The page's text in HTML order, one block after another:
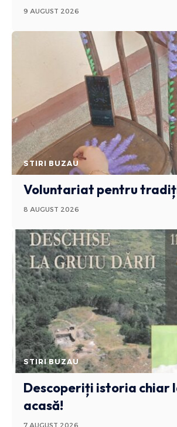
9 AUGUST 2026
STIRI BUZAU
Voluntariat pentru
8 AUGUST 2026
STIRI BUZAU
Descoperiți istoria chiar
acasă!